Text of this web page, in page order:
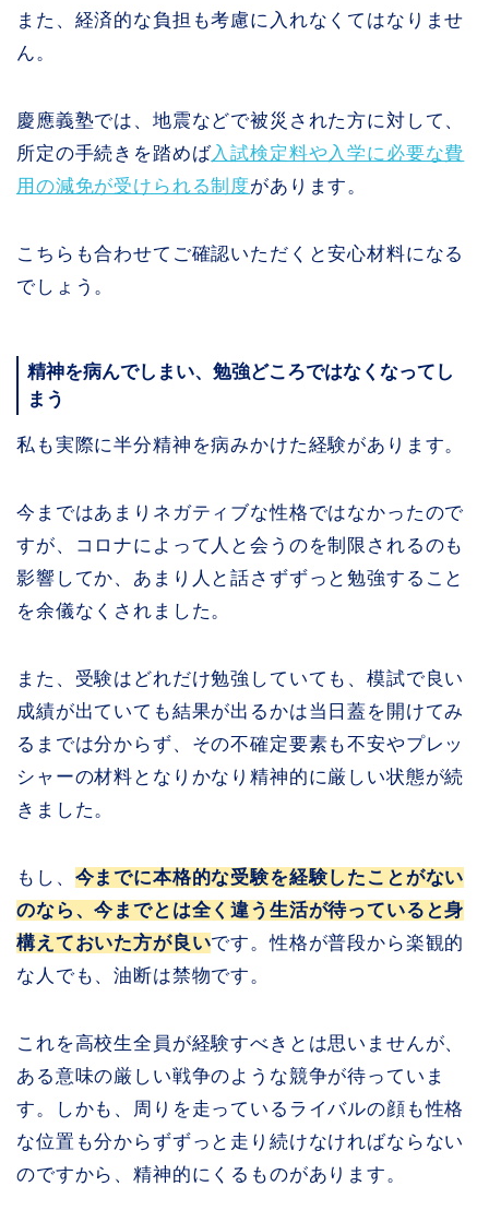
また、経済的な負担も考慮に入れなくてはなりませ
ん。
慶應義塾では、地震などで被災された方に対して、
所定の手続きを踏めば入試検定料や入学に必要な費
用の減免が受けられる制度があります。
こちらも合わせてご確認いただくと安心材料になる
でしょう。
精神を病んでしまい、勉強どころではなくなってし
まう
私も実際に半分精神を病みかけた経験があります。
今まではあまりネガティブな性格ではなかったので
すが、コロナによって人と会うのを制限されるのも
影響してか、あまり人と話さずずっと勉強すること
を余儀なくされました。
また、受験はどれだけ勉強していても、模試で良い
成績が出ていても結果が出るかは当日蓋を開けてみ
るまでは分からず、その不確定要素も不安やプレッ
シャーの材料となりかなり精神的に厳しい状態が続
きました。
もし、 今までに本格的な受験を経験したことがない
のなら、今までとは全く違う生活が待っていると身
構えておいた方が良いです。性格が普段から楽観的
な人でも、油断は禁物です。
これを高校生全員が経験すべきとは思いませんが、
ある意味の厳しい戦争のような競争が待っていま
す。しかも、周りを走っているライバルの顔も性格
な位置も分からずずっと走り続けなければならない
のですから、精神的にくるものがあります。